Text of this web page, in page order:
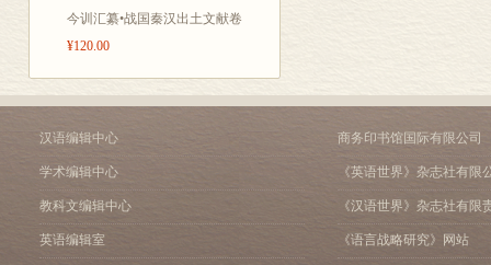
今训汇纂•战国秦汉出土文献卷
¥120.00
汉语编辑中心
学术编辑中心
教科文编辑中心
英语编辑室
商务印书馆国际有限公司
《英语世界》杂志社有限
《汉语世界》杂志社有限
《语言战略研究》网站